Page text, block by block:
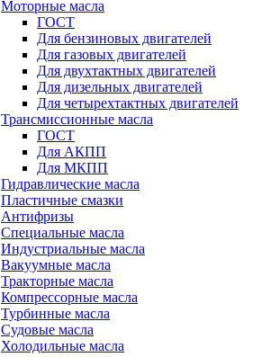
Моторные масла
ГОСТ
Для бензиновых двигателей
Для газовых двигателей
Для двухтактных двигателей
Для дизельных двигателей
Для четырехтактных двигателей
Трансмиссионные масла
ГОСТ
Для АКПП
Для МКПП
Гидравлические масла
Пластичные смазки
Антифризы
Специальные масла
Индустриальные масла
Вакуумные масла
Тракторные масла
Компрессорные масла
Турбинные масла
Судовые масла
Холодильные масла